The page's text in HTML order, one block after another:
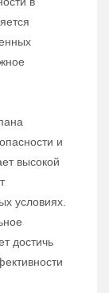
и
высокой
условиях.
достичь